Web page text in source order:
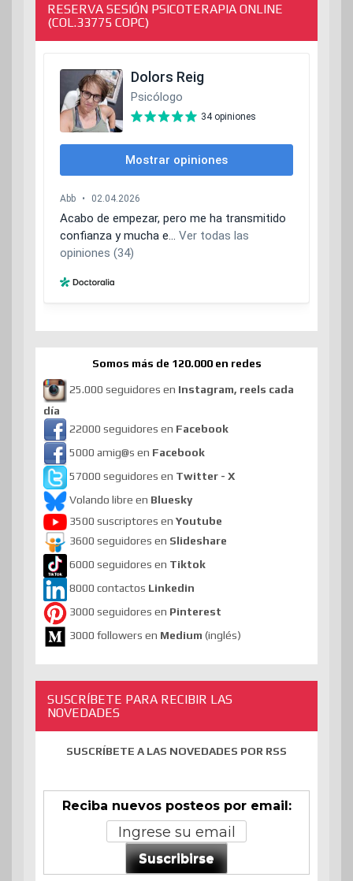
RESERVA SESIÓN PSICOTERAPIA ONLINE
(COL.33775 COPC)
Somos más de 120.000 en redes
25.000 seguidores en Instagram, reels cada
día
22000 seguidores en Facebook
5000 amig@s en Facebook
57000 seguidores en Twitter - X
Volando libre en Bluesky
3500 suscriptores en Youtube
3600 seguidores en Slideshare
6000 seguidores en Tiktok
8000 contactos Linkedin
3000 seguidores en Pinterest
3000 followers en Medium (inglés)
SUSCRÍBETE PARA RECIBIR LAS
NOVEDADES
SUSCRÍBETE A LAS NOVEDADES POR RSS
Reciba nuevos posteos por email:
Suscribirse